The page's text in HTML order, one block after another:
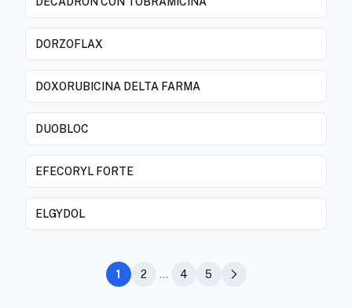
DORZOFLAX
DOXORUBICINA DELTA FARMA
DUOBLOC
EFECORYL FORTE
ELGYDOL
1 2 ... 4 5